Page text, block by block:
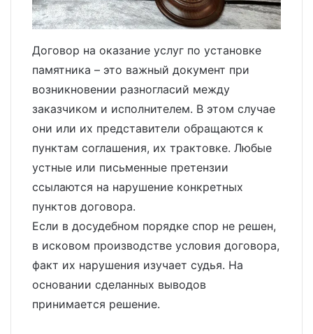
Договор на оказание услуг по установке
памятника – это важный документ при
возникновении разногласий между
заказчиком и исполнителем. В этом случае
они или их представители обращаются к
пунктам соглашения, их трактовке. Любые
устные или письменные претензии
ссылаются на нарушение конкретных
пунктов договора.
Если в досудебном порядке спор не решен,
в исковом производстве условия договора,
факт их нарушения изучает судья. На
основании сделанных выводов
принимается решение.